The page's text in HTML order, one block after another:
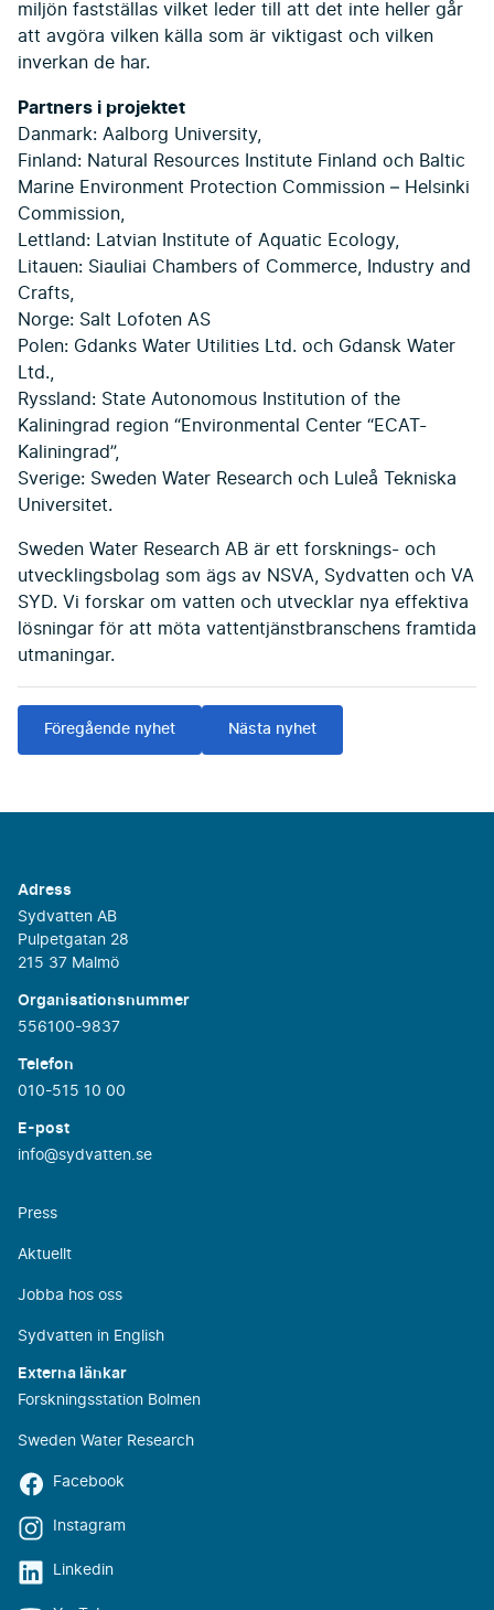
miljön fastställas vilket leder till att det inte heller går
att avgöra vilken källa som är viktigast och vilken
inverkan de har.
Partners i projektet
Danmark: Aalborg University,
Finland: Natural Resources Institute Finland och Baltic
Marine Environment Protection Commission – Helsinki
Commission,
Lettland: Latvian Institute of Aquatic Ecology,
Litauen: Siauliai Chambers of Commerce, Industry and
Crafts,
Norge: Salt Lofoten AS
Polen: Gdanks Water Utilities Ltd. och Gdansk Water
Ltd.,
Ryssland: State Autonomous Institution of the
Kaliningrad region “Environmental Center “ECAT-
Kaliningrad”,
Sverige: Sweden Water Research och Luleå Tekniska
Universitet.
Sweden Water Research AB är ett forsknings- och
utvecklingsbolag som ägs av NSVA, Sydvatten och VA
SYD. Vi forskar om vatten och utvecklar nya effektiva
lösningar för att möta vattentjänstbranschens framtida
utmaningar.
Föregående nyhet Nästa nyhet
Adress
Sydvatten AB
Pulpetgatan 28
215 37 Malmö
Organisationsnummer
556100-9837
Telefon
010-515 10 00
E-post
info@sydvatten.se
Press
Aktuellt
Jobba hos oss
Sydvatten in English
Externa länkar
Forskningsstation Bolmen
Sweden Water Research
Facebook
Instagram
Linkedin